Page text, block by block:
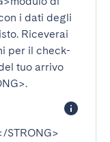
i dati degli
Riceverai
per il check-
tuo arrivo
.
STRONG>